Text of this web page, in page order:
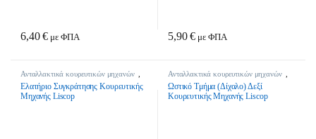
6,40€ με ΦΠΑ 5,90€ με ΦΠΑ
Ανταλλακτικά κουρευτικών μηχανών
Κτηνοτροφικά
Ελατήριο Συγκράτησης Κουρευτικής
Μηχανής Liscop
Ανταλλακτικά κουρευτικών μηχανών
Κτηνοτροφικά
Ωστικό Τμήμα (Δίχαλο) Δεξί
Κουρευτικής Μηχανής Liscop